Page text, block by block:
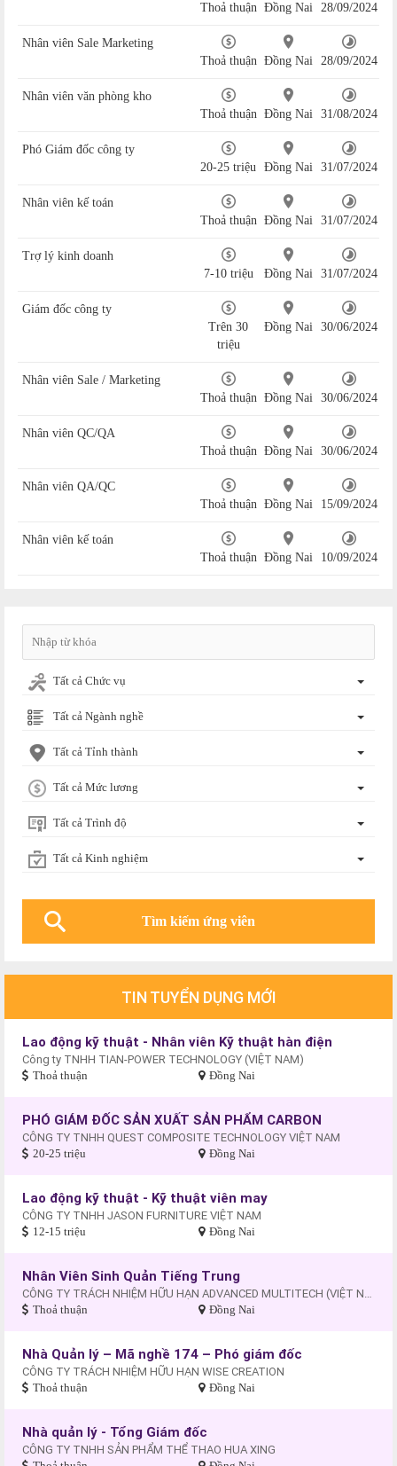
Thoả thuận Đồng Nai 28/09/2024
Nhân viên Sale Marketing
Thoả thuận Đồng Nai 28/09/2024
Nhân viên văn phòng kho
Thoả thuận Đồng Nai 31/08/2024
Phó Giám đốc công ty
20-25 triệu
Đồng Nai 31/07/2024
Nhân viên kế toán
Thoả thuận Đồng Nai 31/07/2024
Trợ lý kinh doanh
7-10 triệu
Đồng Nai 31/07/2024
Giám đốc công ty
Trên 30
triệu
Đồng Nai 30/06/2024
Nhân viên Sale / Marketing
Thoả thuận Đồng Nai 30/06/2024
Nhân viên QC/QA
Thoả thuận Đồng Nai 30/06/2024
Nhân viên QA/QC
Thoả thuận Đồng Nai 15/09/2024
Nhân viên kế toán
Thoả thuận Đồng Nai 10/09/2024
Tất cả Chức vụ
Tất cả Ngành nghề
Tất cả Tỉnh thành
Tất cả Mức lương
Tất cả Trình độ
Tất cả Kinh nghiệm
TIN TUYỂN DỤNG MỚI
Lao động kỹ thuật - Nhân viên Kỹ thuật hàn điện
Công ty TNHH TIAN-POWER TECHNOLOGY (VIỆT NAM)
Thoả thuận Đồng Nai
PHÓ GIÁM ĐỐC SẢN XUẤT SẢN PHẨM CARBON
CÔNG TY TNHH QUEST COMPOSITE TECHNOLOGY VIỆT NAM
20-25 triệu Đồng Nai
Lao động kỹ thuật - Kỹ thuật viên may
CÔNG TY TNHH JASON FURNITURE VIỆT NAM
12-15 triệu Đồng Nai
Nhân Viên Sinh Quản Tiếng Trung
CÔNG TY TRÁCH NHIỆM HỮU HẠN ADVANCED MULTITECH (VIỆT NAM)
Thoả thuận Đồng Nai
Nhà Quản lý – Mã nghề 174 – Phó giám đốc
CÔNG TY TRÁCH NHIỆM HỮU HẠN WISE CREATION
Thoả thuận Đồng Nai
Nhà quản lý - Tổng Giám đốc
CÔNG TY TNHH SẢN PHẨM THỂ THAO HUA XING